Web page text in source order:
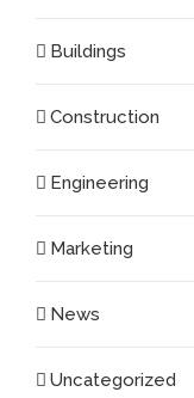
Buildings
Construction
Engineering
Marketing
News
Uncategorized